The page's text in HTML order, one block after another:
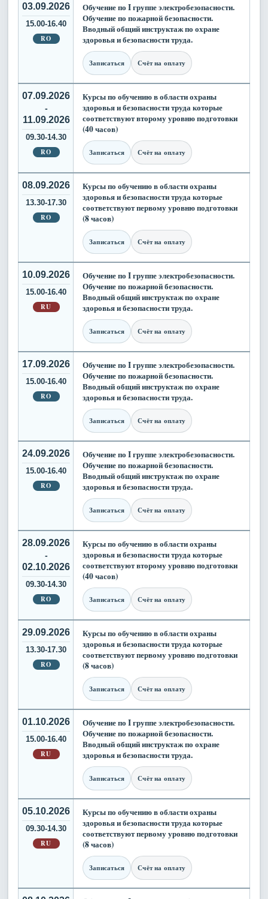
03.09.2026
15.00-16.40
RO
Обучение по I группе электробезопасности.
Обучение по пожарной безопасности.
Вводный общий инструктаж по охране
здоровья и безопасности труда.
Записаться Счёт на оплату
07.09.2026
-
11.09.2026
09.30-14.30
RO
Курсы по обучению в области охраны
здоровья и безопасности труда которые
соответствуют второму уровню подготовки
(40 часов)
Записаться Счёт на оплату
08.09.2026
13.30-17.30
RO
Курсы по обучению в области охраны
здоровья и безопасности труда которые
соответствуют первому уровню подготовки
(8 часов)
Записаться Счёт на оплату
10.09.2026
15.00-16.40
RU
Обучение по I группе электробезопасности.
Обучение по пожарной безопасности.
Вводный общий инструктаж по охране
здоровья и безопасности труда.
Записаться Счёт на оплату
17.09.2026
15.00-16.40
RO
Обучение по I группе электробезопасности.
Обучение по пожарной безопасности.
Вводный общий инструктаж по охране
здоровья и безопасности труда.
Записаться Счёт на оплату
24.09.2026
15.00-16.40
RO
Обучение по I группе электробезопасности.
Обучение по пожарной безопасности.
Вводный общий инструктаж по охране
здоровья и безопасности труда.
Записаться Счёт на оплату
28.09.2026
-
02.10.2026
09.30-14.30
RO
Курсы по обучению в области охраны
здоровья и безопасности труда которые
соответствуют второму уровню подготовки
(40 часов)
Записаться Счёт на оплату
29.09.2026
13.30-17.30
RO
Курсы по обучению в области охраны
здоровья и безопасности труда которые
соответствуют первому уровню подготовки
(8 часов)
Записаться Счёт на оплату
01.10.2026
15.00-16.40
RU
Обучение по I группе электробезопасности.
Обучение по пожарной безопасности.
Вводный общий инструктаж по охране
здоровья и безопасности труда.
Записаться Счёт на оплату
05.10.2026
09.30-14.30
RU
Курсы по обучению в области охраны
здоровья и безопасности труда которые
соответствуют первому уровню подготовки
(8 часов)
Записаться Счёт на оплату